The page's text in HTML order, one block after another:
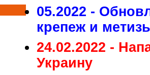
05.2022 -
крепеж и
24.02.2022 -
Украину